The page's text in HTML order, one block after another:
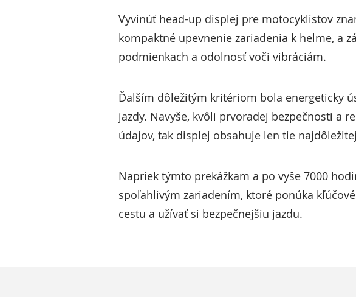
Vyvinúť head-up displej pre motocyklistov
kompaktné upevnenie zariadenia k helme, a
podmienkach a odolnosť voči vibráciám.
Ďalším dôležitým kritériom bola energeticky
jazdy. Navyše, kvôli prvoradej bezpečnosti a
údajov, tak displej obsahuje len tie
Napriek týmto prekážkam a po vyše 7000
spoľahlivým zariadením, ktoré ponúka
cestu a užívať si bezpečnejšiu jazdu.